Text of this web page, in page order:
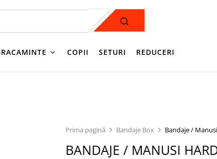
COPII SETURI REDUCERI
Prima pagină Bandaje Box Bandaje /
BANDAJE / MANUSI